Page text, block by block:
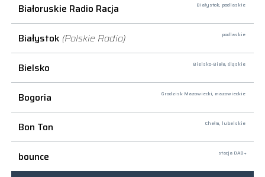
Białoruskie Radio Racja Białystok, podlaskie
Białystok (Polskie Radio) podlaskie
Bielsko Bielsko-Biała, śląskie
Bogoria Grodzisk Mazowiecki, mazowieckie
Bon Ton Chełm, lubelskie
bounce stacja DAB+